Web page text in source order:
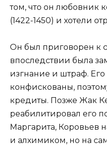
том, что он любовник
(1422-1450) и хотели
Он был приговорен к
впоследствии была
изгнание и штраф.
конфискованы,
кредиты. Позже Жак
реабилитировал его
Маргарита, Коровьев
и алхимиком, но на